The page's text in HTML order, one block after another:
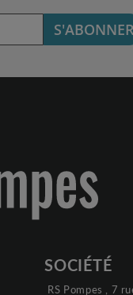
SOCIÉTÉ
RS Pompes , 7